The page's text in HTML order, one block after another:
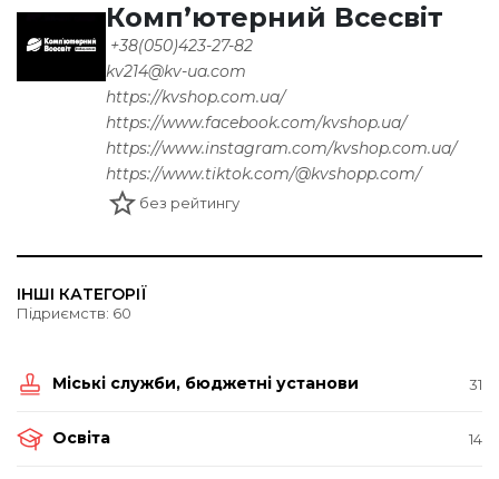
Комп’ютерний Всесвіт
+38(050)423-27-82
kv214@kv-ua.com
https://kvshop.com.ua/
https://www.facebook.com/kvshop.ua/
https://www.instagram.com/kvshop.com.ua/
https://www.tiktok.com/@kvshopp.com/
без рейтингу
ІНШІ КАТЕГОРІЇ
Підриємств: 60
Міські служби, бюджетні установи 31
Освіта 14